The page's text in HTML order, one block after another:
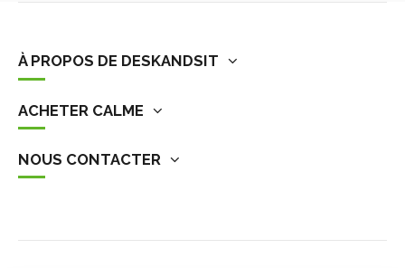
À PROPOS DE DESKANDSIT
ACHETER CALME
NOUS CONTACTER